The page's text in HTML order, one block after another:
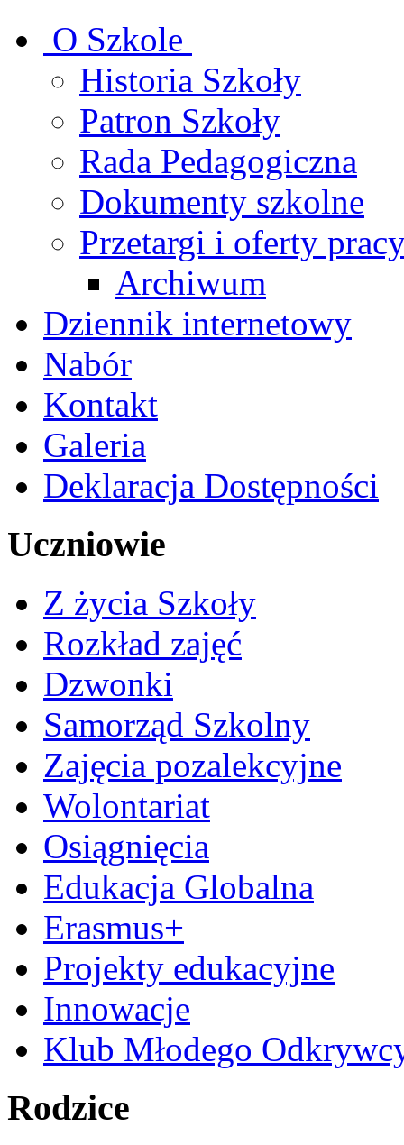
O Szkole
Historia Szkoły
Patron Szkoły
Rada Pedagogiczna
Dokumenty szkolne
Przetargi i oferty
Archiwum
Dziennik internetowy
Nabór
Kontakt
Galeria
Deklaracja Dostępności
Uczniowie
Z życia Szkoły
Rozkład zajęć
Dzwonki
Samorząd Szkolny
Zajęcia pozalekcyjne
Wolontariat
Osiągnięcia
Edukacja Globalna
Erasmus+
Projekty edukacyjne
Innowacje
Klub Młodego
Rodzice